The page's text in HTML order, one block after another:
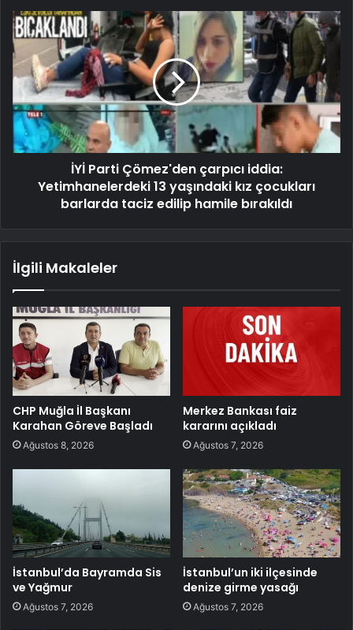
İYİ Parti Çömez'den çarpıcı iddia:
Yetimhanelerdeki 13 yaşındaki kız çocukları
barlarda taciz edilip hamile bırakıldı
İlgili Makaleler
CHP Muğla İl Başkanı
Karahan Göreve Başladı
Ağustos 8, 2026
Merkez Bankası faiz
kararını açıkladı
Ağustos 7, 2026
İstanbul’da Bayramda Sis
ve Yağmur
Ağustos 7, 2026
İstanbul’un iki ilçesinde
denize girme yasağı
Ağustos 7, 2026